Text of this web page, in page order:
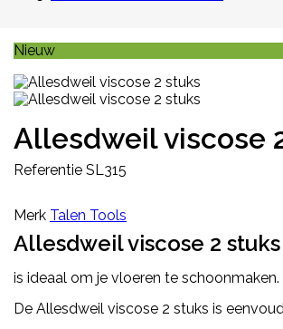
Nieuw
Allesdweil viscose
Referentie SL315
Merk Talen Tools
Allesdweil viscose 2 stuks
is ideaal om je vloeren te schoonmaken.
De Allesdweil viscose 2 stuks is